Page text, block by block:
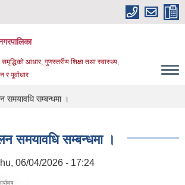
समृद्धिको आधार, गुणस्तरीय शिक्षा तथा स्वास्थ्य,
र पूर्वाधार
समयावधि सम्बन्धमा ।
समयावधि सम्बन्धमा ।
06/04/2026 - 17:24